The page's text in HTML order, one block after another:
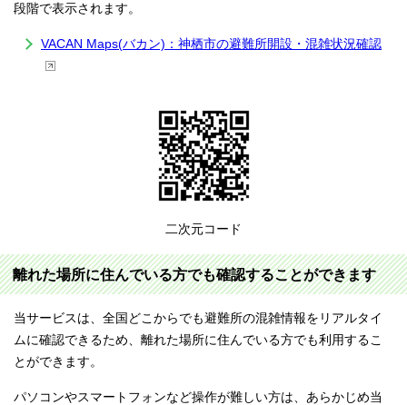
段階で表示されます。
VACAN Maps(バカン)：神栖市の避難所開設・混雑状況確認
二次元コード
離れた場所に住んでいる方でも確認することができます
当サービスは、全国どこからでも避難所の混雑情報をリアルタイ
ムに確認できるため、離れた場所に住んでいる方でも利用するこ
とができます。
パソコンやスマートフォンなど操作が難しい方は、あらかじめ当